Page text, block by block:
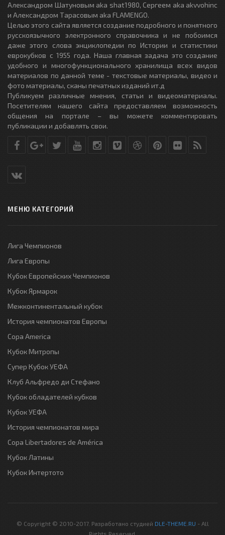
Александром Шатуновым aka shat1980, Сергеем aka akvvohinc
и Александром Тарасовым aka FLAMENGO.
Целью этого сайта является создание подробного и понятного
русскоязычного электронного справочника и не побоимся
даже этого слова энциклопедии по Истории и статистики
еврокубков с 1955 года. Наша главная задача это создание
удобного и многофункционального хранилища всех видов
материалов по данной теме - текстовые материалы, видео и
фото материалы, сканы печатных изданий ит.д
Публикуем различные мнения, статьи и видеоматериалы.
Посетителям нашего сайта предоставляем возможность
общения на портале – вы можете комментировать
публикации и добавлять свои.
МЕНЮ КАТЕГОРИЙ
Лига Чемпионов
Лига Европы
Кубок Европейских Чемпионов
Кубок Ярмарок
Межконтинентальный кубок
История чемпионатов Европы
Copa America
Кубок Митропы
Супер Кубок УЕФА
Клуб Альфредо ди Стефано
Кубок обладателей кубков
Кубок УЕФА
История чемпионатов мира
Copa Libertadores de América
Кубок Латины
Кубок Интертото
© Copyright © 2010-2017. Разработано студией DLE-THEME.RU - All
Rights Reserved.